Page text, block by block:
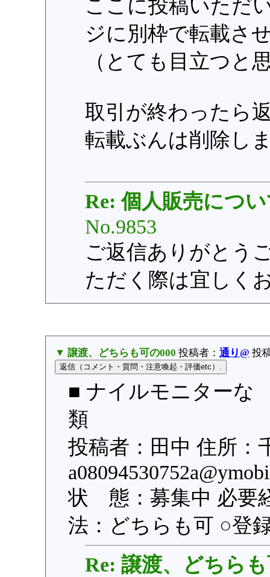
ここに投稿いただ
ジに別枠で転載さ
（とても目立つと
取引が終わったら
転載ぶんは削除し
Re: 個人販売につ
No.9853
ご返信ありがとう
ただく際は宜しく
▼ 譲渡、どちらも可の000 投稿者： 通り@ 投
■ ナイルモニターな
類
投稿者：田中 住所：
状 態：募集中 必要
法：どちらも可 ○登
Re: 譲渡、どちら